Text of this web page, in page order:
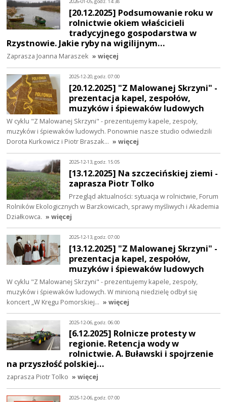
2026-01-05, godz. 14:38
[20.12.2025] Podsumowanie roku w
rolnictwie okiem właścicieli
tradycyjnego gospodarstwa w
Rzystnowie. Jakie ryby na wigilijnym…
Zaprasza Joanna Maraszek » więcej
2025-12-20, godz. 07:00
[20.12.2025] "Z Malowanej Skrzyni" -
prezentacja kapel, zespołów,
muzyków i śpiewaków ludowych
W cyklu "Z Malowanej Skrzyni" - prezentujemy kapele, zespoły,
muzyków i śpiewaków ludowych. Ponownie nasze studio odwiedzili
Dorota Kurkowicz i Piotr Braszak… » więcej
2025-12-13, godz. 15:05
[13.12.2025] Na szczecińskiej ziemi -
zaprasza Piotr Tolko
Przegląd aktualności: sytuacja w rolnictwie, Forum
Rolników Ekologicznych w Barzkowicach, sprawy myśliwych i Akademia
Działkowca. » więcej
2025-12-13, godz. 07:00
[13.12.2025] "Z Malowanej Skrzyni" -
prezentacja kapel, zespołów,
muzyków i śpiewaków ludowych
W cyklu "Z Malowanej Skrzyni" - prezentujemy kapele, zespoły,
muzyków i śpiewaków ludowych. W minioną niedzielę odbył się
koncert „W Kręgu Pomorskiej… » więcej
2025-12-06, godz. 06:00
[6.12.2025] Rolnicze protesty w
regionie. Retencja wody w
rolnictwie. A. Buławski i spojrzenie
na przyszłość polskiej…
zaprasza Piotr Tolko » więcej
2025-12-06, godz. 07:00